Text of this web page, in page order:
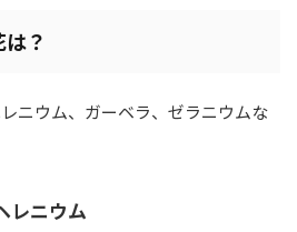
？
ニウム、ガーベラ、ゼラニウムな
レニウム